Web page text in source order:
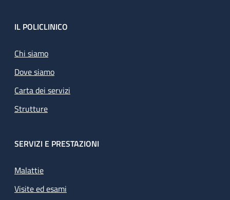
Footer
IL POLICLINICO
Chi siamo
Dove siamo
Carta dei servizi
Strutture
SERVIZI E PRESTAZIONI
Malattie
Visite ed esami